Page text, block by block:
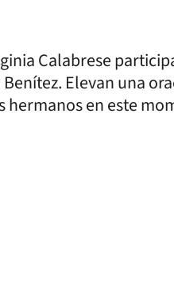
Calabrese
Elevan una
hermanos en este